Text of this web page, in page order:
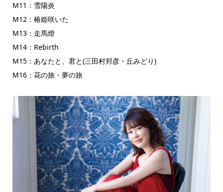
M11：雪陽炎
M12：椿姫咲いた
M13：走馬燈
M14：Rebirth
M15：あなたと、君と(三田村邦彦・丘みどり)
M16：花の旅・夢の旅